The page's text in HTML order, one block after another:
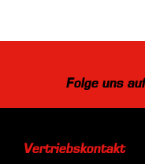
Folge uns
Vertriebskontakt